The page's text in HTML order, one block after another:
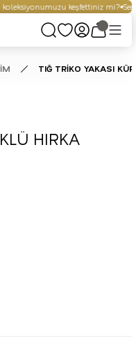
keşfettiniz mi?
TIĞ TRİKO YAKASI
HIRKA